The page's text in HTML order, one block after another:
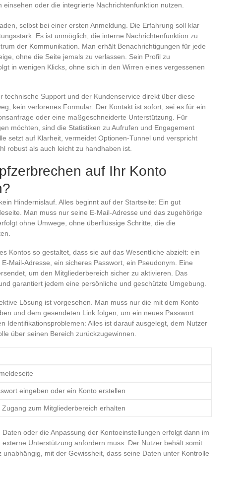
einsehen oder die integrierte Nachrichtenfunktion nutzen.
selbst bei einer ersten Anmeldung. Die Erfahrung soll klar
Es ist unmöglich, die interne Nachrichtenfunktion zu
der Kommunikation. Man erhält Benachrichtigungen für jede
ohne die Seite jemals zu verlassen. Sein Profil zu
in wenigen Klicks, ohne sich in den Wirren eines vergessenen
technische Support und der Kundenservice direkt über diese
kein verlorenes Formular: Der Kontakt ist sofort, sei es für ein
oder eine maßgeschneiderte Unterstützung. Für
möchten, sind die Statistiken zu Aufrufen und Engagement
setzt auf Klarheit, vermeidet Optionen-Tunnel und verspricht
robust als auch leicht zu handhaben ist.
auf Ihr Konto
Hindernislauf. Alles beginnt auf der Startseite: Ein gut
Man muss nur seine E-Mail-Adresse und das zugehörige
ohne Umwege, ohne überflüssige Schritte, die die
Kontos so gestaltet, dass sie auf das Wesentliche abzielt: ein
Mail-Adresse, ein sicheres Passwort, ein Pseudonym. Eine
um den Mitgliederbereich sicher zu aktivieren. Das
garantiert jedem eine persönliche und geschützte Umgebung.
Lösung ist vorgesehen. Man muss nur die mit dem Konto
und dem gesendeten Link folgen, um ein neues Passwort
Identifikationsproblemen: Alles ist darauf ausgelegt, dem Nutzer
über seinen Bereich zurückzugewinnen.
eingeben oder ein Konto erstellen
Zugang zum Mitgliederbereich erhalten
oder die Anpassung der Kontoeinstellungen erfolgt dann im
Unterstützung anfordern muss. Der Nutzer behält somit
mit der Gewissheit, dass seine Daten unter Kontrolle